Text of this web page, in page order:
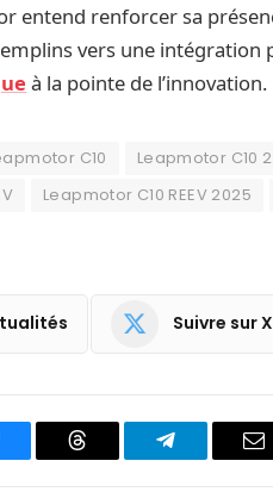
entend renforcer sa
vers une intégration
à la pointe de l’innovation.
C10
Leapmotor C10
Leapmotor C10 REEV 2025
Suivre sur
Threads
Partager